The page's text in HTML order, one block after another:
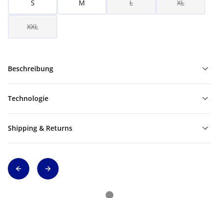
S M L XL
XXL
Beschreibung
Technologie
Shipping & Returns